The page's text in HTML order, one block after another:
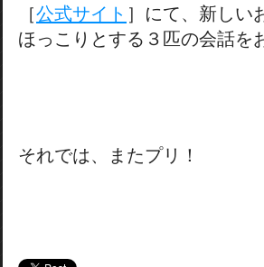
［公式サイト ］にて、新しい
ほっこりとする３匹の会話を
それでは、またプリ！